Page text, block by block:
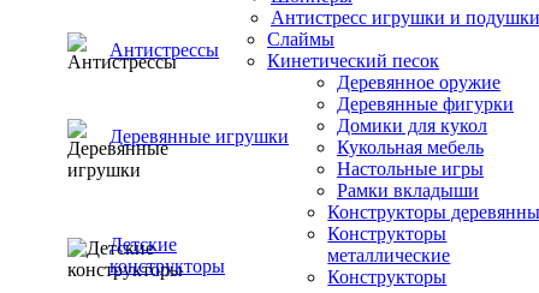
Антистресс игрушки и подушки
Антистрессы
Слаймы
Кинетический песок
Деревянные игрушки
Деревянное оружие
Деревянные фигурки
Домики для кукол
Кукольная мебель
Настольные игры
Рамки вкладыши
Детские
конструкторы
Конструкторы
Конструкторы
металлические
Конструкторы